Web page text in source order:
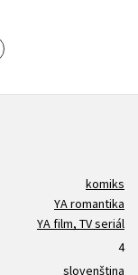
komiks
YA romantika
YA film, TV seriál
4
slovenština